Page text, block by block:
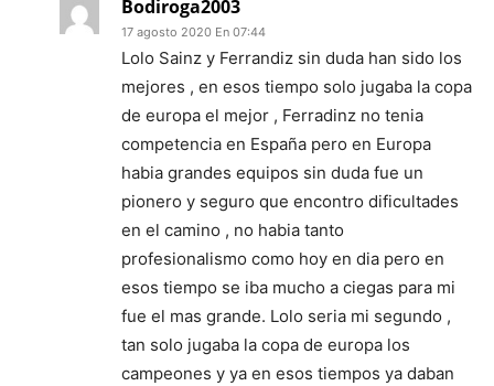
Bodiroga2003
17 agosto 2020 En 07:44
Lolo Sainz y Ferrandiz sin duda han sido los
mejores , en esos tiempo solo jugaba la copa
de europa el mejor , Ferradinz no tenia
competencia en España pero en Europa
habia grandes equipos sin duda fue un
pionero y seguro que encontro dificultades
en el camino , no habia tanto
profesionalismo como hoy en dia pero en
esos tiempo se iba mucho a ciegas para mi
fue el mas grande. Lolo seria mi segundo ,
tan solo jugaba la copa de europa los
campeones y ya en esos tiempos ya daban